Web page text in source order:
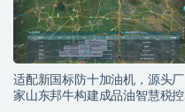
适配新国标防十加油机，源头厂
家山东邦牛构建成品油智慧税控